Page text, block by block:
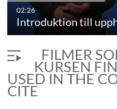
02:26
Introduktion till
FILMER
KURSEN
USED IN THE
CITE